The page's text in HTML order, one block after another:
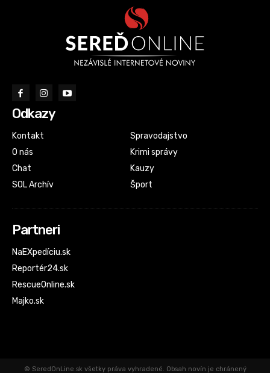
Odkazy
Kontakt
O nás
Chat
SOL Archív
Spravodajstvo
Krimi správy
Kauzy
Šport
Partneri
NaEXpedíciu.sk
Reportér24.sk
RescueOnline.sk
Majko.sk
© SeredOnLine.sk všetky práva vyhradené. Obsah novín je chránený